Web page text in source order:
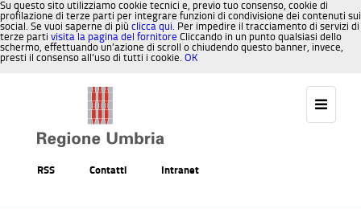
Su questo sito utilizziamo cookie tecnici e, previo tuo consenso, cookie di
profilazione di terze parti per integrare funzioni di condivisione dei contenuti sui
social. Se vuoi saperne di più clicca qui. Per impedire il tracciamento di servizi di
terze parti visita la pagina del fornitore Cliccando in un punto qualsiasi dello
schermo, effettuando un’azione di scroll o chiudendo questo banner, invece,
presti il consenso all’uso di tutti i cookie. OK
RSS Contatti Intranet